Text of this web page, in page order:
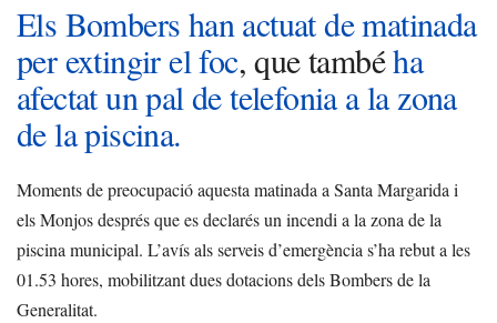
Els Bombers han actuat de matinada
per extingir el foc, que tambéha
afectat un pal de telefonia a la zona
de la piscina.
Moments de preocupació aquesta matinada a Santa Margarida i
els Monjos després que es declarés un incendi a la zona de la
piscina municipal. L’avís als serveis d’emergència s’ha rebut a les
01.53 hores, mobilitzant dues dotacions dels Bombers de la
Generalitat.